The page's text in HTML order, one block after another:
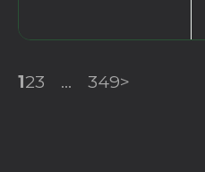
123 ... 349>